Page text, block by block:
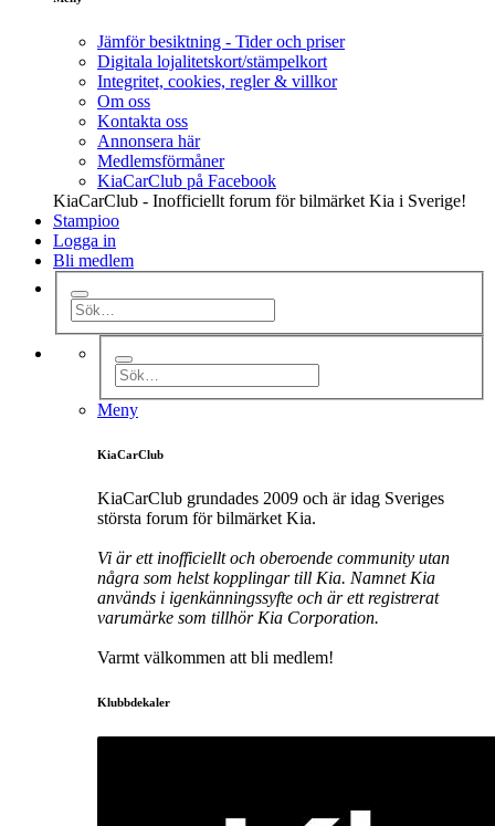
Jämför besiktning - Tider och priser
Digitala lojalitetskort/stämpelkort
Integritet, cookies, regler & villkor
Om oss
Kontakta oss
Annonsera här
Medlemsförmåner
KiaCarClub på Facebook
KiaCarClub - Inofficiellt forum för bilmärket Kia i Sverige!
Stampioo
Logga in
Bli medlem
Meny
KiaCarClub
KiaCarClub grundades 2009 och är idag Sveriges
största forum för bilmärket Kia.
Vi är ett inofficiellt och oberoende community utan
några som helst kopplingar till Kia. Namnet Kia
används i igenkänningssyfte och är ett registrerat
varumärke som tillhör Kia Corporation.
Varmt välkommen att bli medlem!
Klubbdekaler